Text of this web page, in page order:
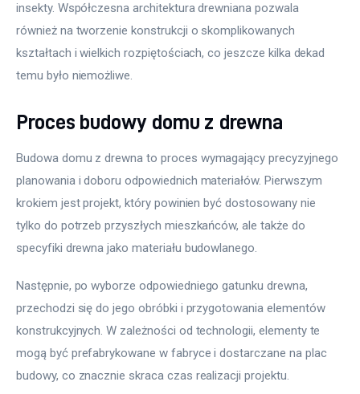
insekty. Współczesna architektura drewniana pozwala
również na tworzenie konstrukcji o skomplikowanych
kształtach i wielkich rozpiętościach, co jeszcze kilka dekad
temu było niemożliwe.
Proces budowy domu z drewna
Budowa domu z drewna to proces wymagający precyzyjnego
planowania i doboru odpowiednich materiałów. Pierwszym
krokiem jest projekt, który powinien być dostosowany nie
tylko do potrzeb przyszłych mieszkańców, ale także do
specyfiki drewna jako materiału budowlanego.
Następnie, po wyborze odpowiedniego gatunku drewna,
przechodzi się do jego obróbki i przygotowania elementów
konstrukcyjnych. W zależności od technologii, elementy te
mogą być prefabrykowane w fabryce i dostarczane na plac
budowy, co znacznie skraca czas realizacji projektu.